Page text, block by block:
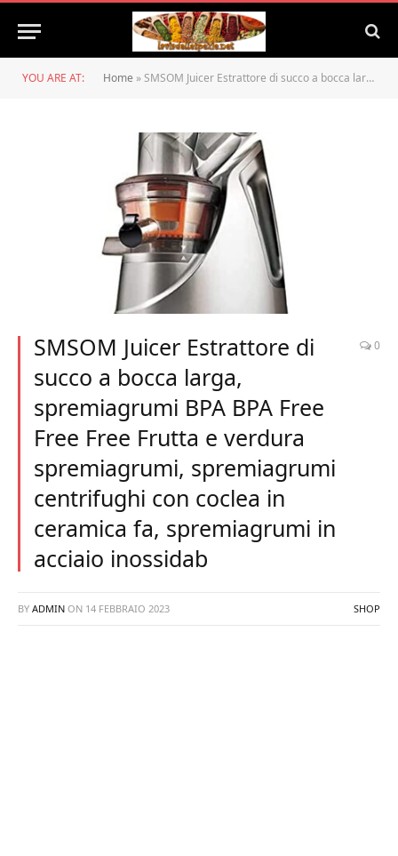
YOU ARE AT: Home »SMSOM Juicer Estrattore di succo a bocca larga, spremiagrumi BPA BPA Free Free Free Frutta e verdura spremiagrumi, spremiagrumi centrifughi con coclea in ceramica fa, spremiagrumi in acciaio inossidab
SMSOM Juicer Estrattore di
succo a bocca larga,
spremiagrumi BPA BPA Free
Free Free Frutta e verdura
spremiagrumi, spremiagrumi
centrifughi con coclea in
ceramica fa, spremiagrumi in
acciaio inossidab
0
BY ADMIN ON 14 FEBBRAIO 2023 SHOP